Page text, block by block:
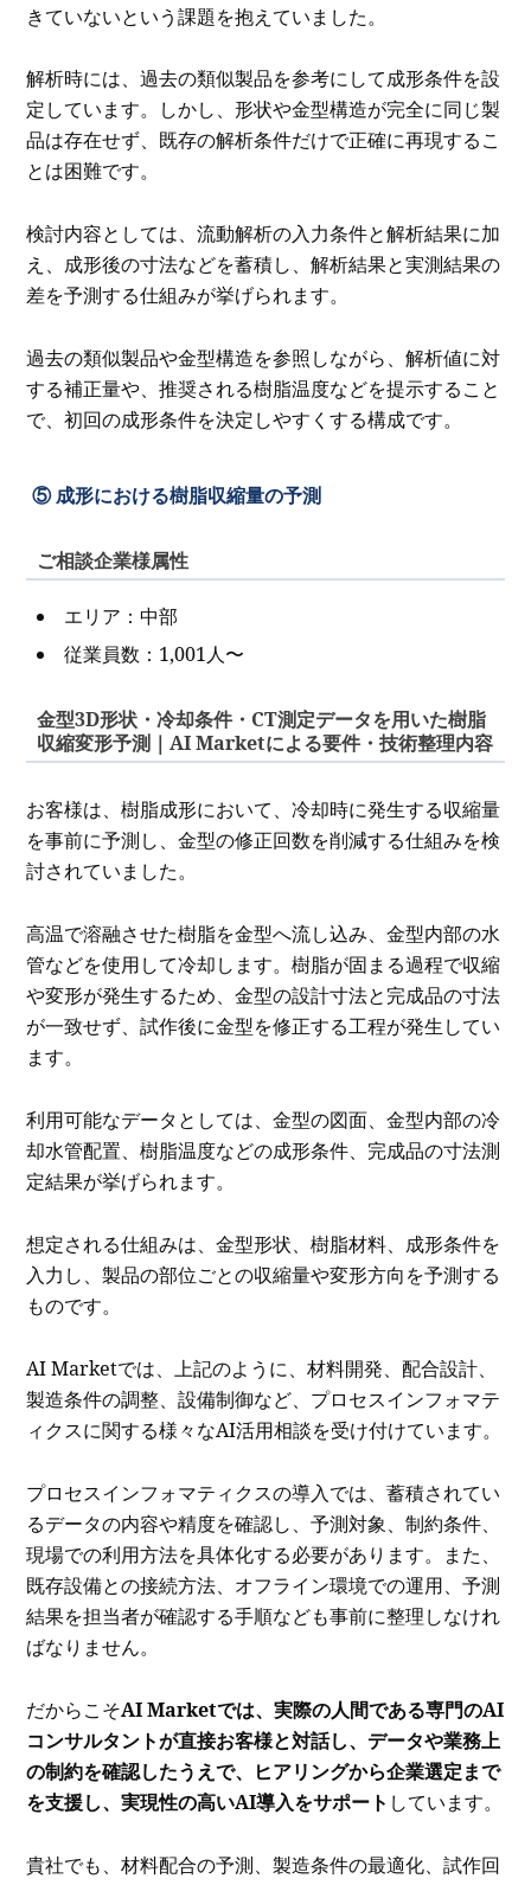
きていないという課題を抱えていました。
解析時には、過去の類似製品を参考にして成形条件を設
定しています。しかし、形状や金型構造が完全に同じ製
品は存在せず、既存の解析条件だけで正確に再現するこ
とは困難です。
検討内容としては、流動解析の入力条件と解析結果に加
え、成形後の寸法などを蓄積し、解析結果と実測結果の
差を予測する仕組みが挙げられます。
過去の類似製品や金型構造を参照しながら、解析値に対
する補正量や、推奨される樹脂温度などを提示すること
で、初回の成形条件を決定しやすくする構成です。
⑤ 成形における樹脂収縮量の予測
ご相談企業様属性
エリア：中部
従業員数：1,001人〜
金型3D形状・冷却条件・CT測定データを用いた樹脂
収縮変形予測｜AI Marketによる要件・技術整理内容
お客様は、樹脂成形において、冷却時に発生する収縮量
を事前に予測し、金型の修正回数を削減する仕組みを検
討されていました。
高温で溶融させた樹脂を金型へ流し込み、金型内部の水
管などを使用して冷却します。樹脂が固まる過程で収縮
や変形が発生するため、金型の設計寸法と完成品の寸法
が一致せず、試作後に金型を修正する工程が発生してい
ます。
利用可能なデータとしては、金型の図面、金型内部の冷
却水管配置、樹脂温度などの成形条件、完成品の寸法測
定結果が挙げられます。
想定される仕組みは、金型形状、樹脂材料、成形条件を
入力し、製品の部位ごとの収縮量や変形方向を予測する
ものです。
AI Marketでは、上記のように、材料開発、配合設計、
製造条件の調整、設備制御など、プロセスインフォマテ
ィクスに関する様々なAI活用相談を受け付けています。
プロセスインフォマティクスの導入では、蓄積されてい
るデータの内容や精度を確認し、予測対象、制約条件、
現場での利用方法を具体化する必要があります。また、
既存設備との接続方法、オフライン環境での運用、予測
結果を担当者が確認する手順なども事前に整理しなけれ
ばなりません。
だからこそAI Marketでは、実際の人間である専門のAI
コンサルタントが直接お客様と対話し、データや業務上
の制約を確認したうえで、ヒアリングから企業選定まで
を支援し、実現性の高いAI導入をサポート しています。
貴社でも、材料配合の予測、製造条件の最適化、試作回